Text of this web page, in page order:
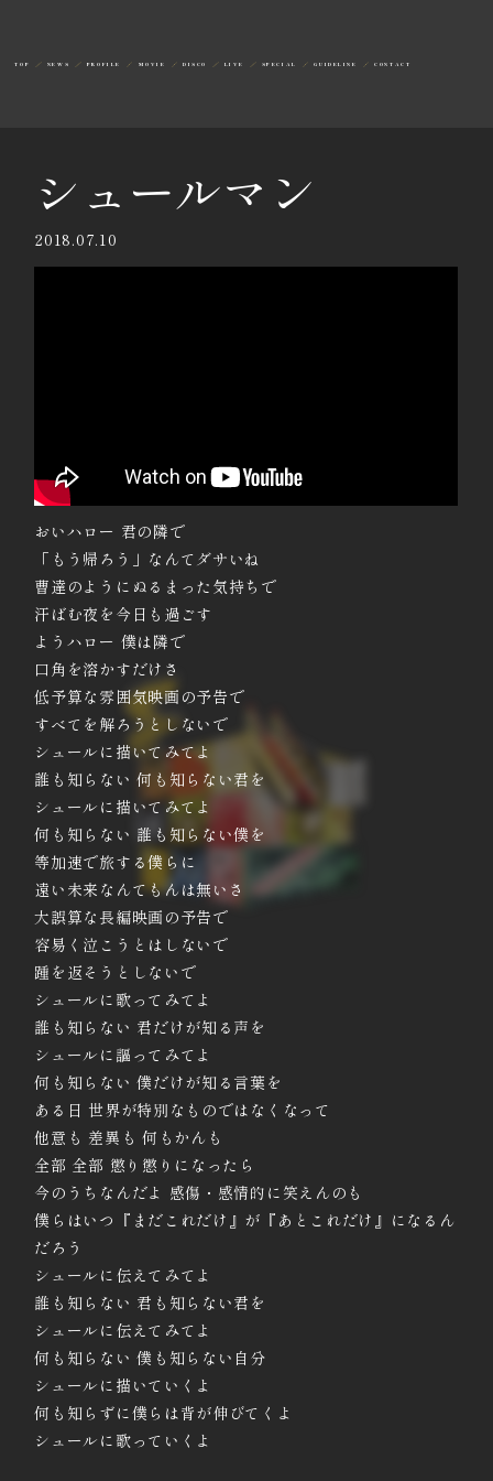
TOP NEWS PROFILE MOVIE DISCO LIVE SPECIAL GUIDELINE CONTACT
シュールマン
2018.07.10
おいハロー 君の隣で
「もう帰ろう」なんてダサいね
曹達のようにぬるまった気持ちで
汗ばむ夜を今日も過ごす
ようハロー 僕は隣で
口角を溶かすだけさ
低予算な雰囲気映画の予告で
すべてを解ろうとしないで
シュールに描いてみてよ
誰も知らない 何も知らない君を
シュールに描いてみてよ
何も知らない 誰も知らない僕を
等加速で旅する僕らに
遠い未来なんてもんは無いさ
大誤算な長編映画の予告で
容易く泣こうとはしないで
踵を返そうとしないで
シュールに歌ってみてよ
誰も知らない 君だけが知る声を
シュールに謳ってみてよ
何も知らない 僕だけが知る言葉を
ある日 世界が特別なものではなくなって
他意も 差異も 何もかんも
全部 全部 懲り懲りになったら
今のうちなんだよ 感傷・感情的に笑えんのも
僕らはいつ『まだこれだけ』が『あとこれだけ』になるん
だろう
シュールに伝えてみてよ
誰も知らない 君も知らない君を
シュールに伝えてみてよ
何も知らない 僕も知らない自分
シュールに描いていくよ
何も知らずに僕らは背が伸びてくよ
シュールに歌っていくよ